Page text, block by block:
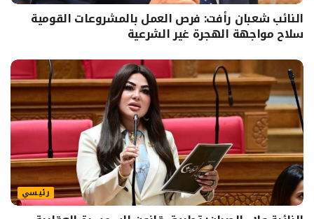
النائب شعبان رأفت: فرص العمل بالمشروعات القومية
سلاح مواجهة الهجرة غير الشرعية
رئيسي